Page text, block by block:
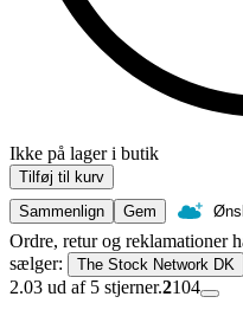
Ikke på lager i butik
Tilføj til kurv
Sammenlign
Gem
Ordre, retur og reklamationer
sælger:
The Stock Network DK
2.03 ud af 5 stjerner.2104